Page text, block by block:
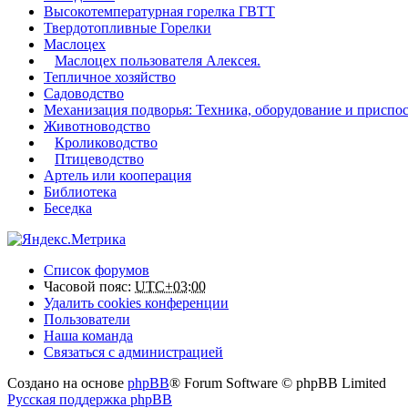
Высокотемпературная горелка ГВТТ
Твердотопливные Горелки
Маслоцех
Маслоцех пользователя Алексея.
Тепличное хозяйство
Садоводство
Механизация подворья: Техника, оборудование и
Животноводство
Кролиководство
Птицеводство
Артель или кооперация
Библиотека
Беседка
Список форумов
Часовой пояс: UTC+03:00
Удалить cookies конференции
Пользователи
Наша команда
Связаться с администрацией
Создано на основе phpBB® Forum Software © phpBB Limited
Русская поддержка phpBB